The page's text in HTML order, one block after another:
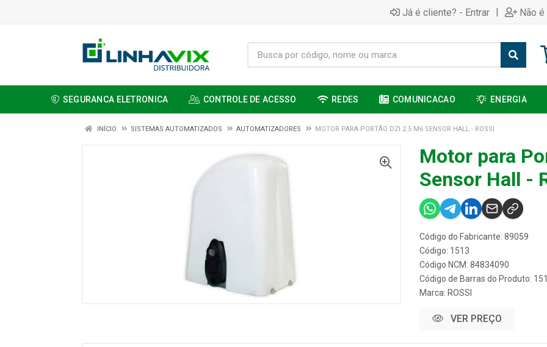
Já é cliente? - Entrar | Não
SEGURANCA ELETRONICA CONTROLE DE ACESSO REDES COMUNICACAO ENERGIA
INÍCIO SISTEMAS AUTOMATIZADOS AUTOMATIZADORES MOTOR PARA PORTÃO DZI 2.5 M6 SENSOR HALL - ROSSI
Motor para
Sensor Hall -
Código do Fabricante: 89059
Código: 1513
Código NCM: 84834090
Código de Barras do Produto:
Marca: ROSSI
VER PREÇO